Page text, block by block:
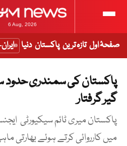
6 Aug, 2026
صفحۂ اول تازہ ترین پاکستان دنیا
گیر گرفتار
پاکستان میری ٹائم سیکیورٹی
میں کارروائی کرتے ہوئے بھارتی